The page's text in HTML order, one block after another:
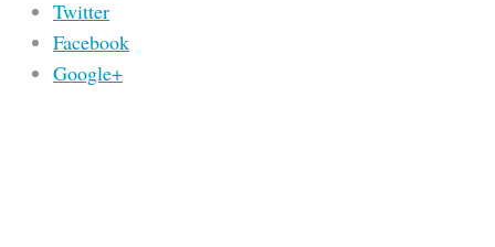
Twitter
Facebook
Google+